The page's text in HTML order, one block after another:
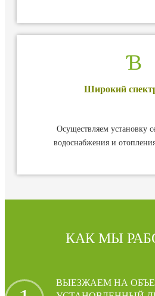
Широкий
Осуществляем установку
водоснабжения и
КАК МЫ
ВЫЕЗЖАЕМ НА